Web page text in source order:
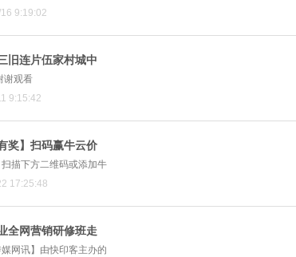
9:19:02
旧连片伍家村城中
谢观看
9:15:42
奖】扫码赢牛云价
描下方二维码或添加牛
17:25:48
全网营销研修班走
媒网讯】由快印客主办的